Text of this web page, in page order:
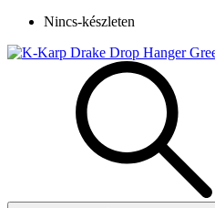
Nincs-készleten